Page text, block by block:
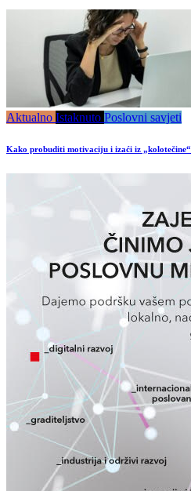
Aktualno Istaknuto Poslovni savjeti
Kako probuditi motivaciju i izaći iz „kolotečine“